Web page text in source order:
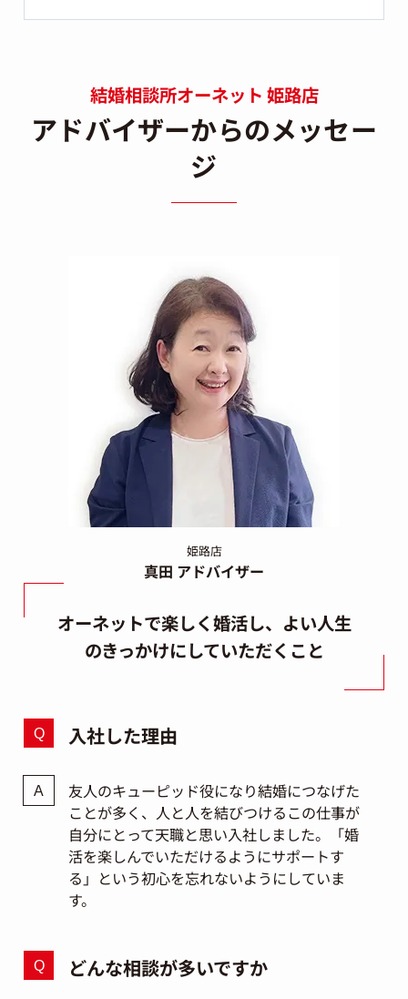
結婚相談所オーネット 姫路店
アドバイザーからのメッセー
ジ
姫路店
真田 アドバイザー
オーネットで楽しく婚活し、よい人生
のきっかけにしていただくこと
入社した理由
友人のキューピッド役になり結婚につなげた
ことが多く、人と人を結びつけるこの仕事が
自分にとって天職と思い入社しました。「婚
活を楽しんでいただけるようにサポートす
る」という初心を忘れないようにしていま
す。
どんな相談が多いですか